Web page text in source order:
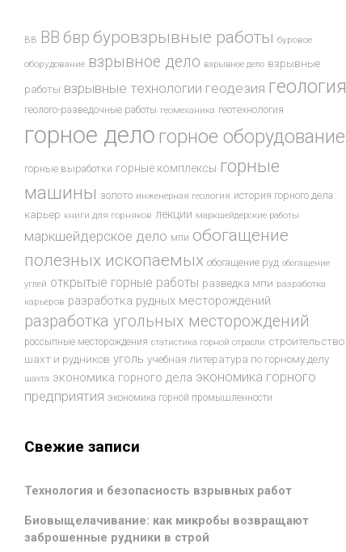
ВВ ВВ бвр буровзрывные работы буровое
оборудование взрывное дело взрывное дело взрывные
работы взрывные технологии геодезия геология
геолого-разведочные работы геомеханика геотехнология
горное дело горное оборудование
горные выработки горные комплексы горные
машины золото инженерная геология история горного дела
карьер книги для горняков лекции маркшейдерские работы
маркшейдерское дело мпи обогащение
полезных ископаемых обогащение руд обогащение
углей открытые горные работы разведка мпи разработка
карьеров разработка рудных месторождений
разработка угольных месторождений
россыпные месторождения статистика горной отрасли строительство
шахт и рудников уголь учебная литература по горному делу
шахта экономика горного дела экономика горного
предприятия экономика горной промышленности
Свежие записи
Технология и безопасность взрывных работ
Биовыщелачивание: как микробы возвращают
заброшенные рудники в строй